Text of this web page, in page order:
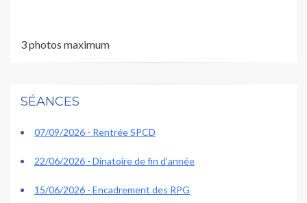
3 photos maximum
SÉANCES
07/09/2026 - Rentrée SPCD
22/06/2026 - Dinatoire de fin d’année
15/06/2026 - Encadrement des RPG